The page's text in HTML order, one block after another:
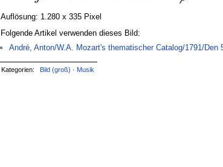
Auflösung: 1.280 x 335 Pixel
Folgende Artikel verwenden dieses Bild:
André, Anton/W.A. Mozart's thematischer Catalog/1791/Den
Kategorien: Bild (groß) · Musik